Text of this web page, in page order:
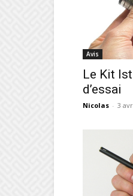
Avis
Le Kit
d’essai
Nicolas - 3